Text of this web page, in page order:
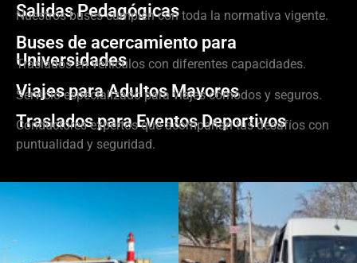
Salidas Pedagógicas
Nuestros buses cumplen con toda la normativa vigente.
Buses de acercamiento para
Universidades
Traslados en vehículos con diferentes capacidades.
Viajes para Adultos Mayores
Servicio especializado para viajes cómodos y seguros.
Traslados para Eventos Deportivos
Conductores expertos que acompañan tus desafíos con
puntualidad y seguridad.